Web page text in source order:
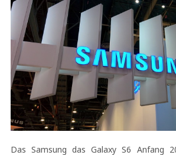
Das Samsung das Galaxy S6 Anfang